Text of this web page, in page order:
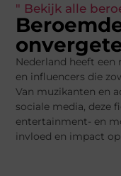
" Bekijk alle
Nederland heeft een
en influencers die
Van muzikanten en
sociale media, deze
entertainment- en
invloed en impact